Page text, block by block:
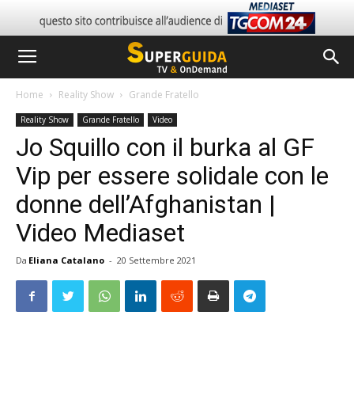
Home Reality Show Grande Fratello
Reality Show Grande Fratello Video
Jo Squillo con il burka al GF
Vip per essere solidale con le
donne dell’Afghanistan |
Video Mediaset
Da Eliana Catalano - 20 Settembre 2021